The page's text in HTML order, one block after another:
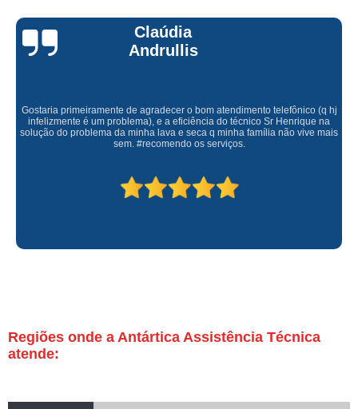
Claúdia
Andrullis
Gostaria primeiramente de agradecer o bom atendimento telefônico (q hj
infelizmente é um problema), e a eficiência do técnico Sr Henrique na
solução do problema da minha lava e seca q minha família não vive mais
sem. #recomendo os serviços.
Regiões onde a Antártica Assistência Técnica
atende: